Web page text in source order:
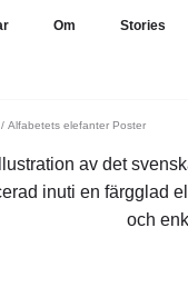
Om Stories
/ Alfabetets elefanter Poster